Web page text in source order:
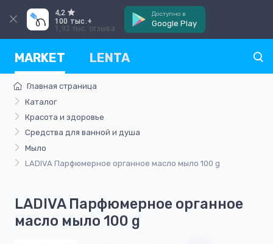
4,2
100 тыс.+
1,92 тыс. отзыва
Доступно в
Google Play
MARKET LENTA
Главная страница
Каталог
Красота и здоровье
Средства для ванной и душа
Мыло
LADIVA Парфюмерное органное масло мыло 100 g
LADIVA Парфюмерное органное
масло мыло 100 g